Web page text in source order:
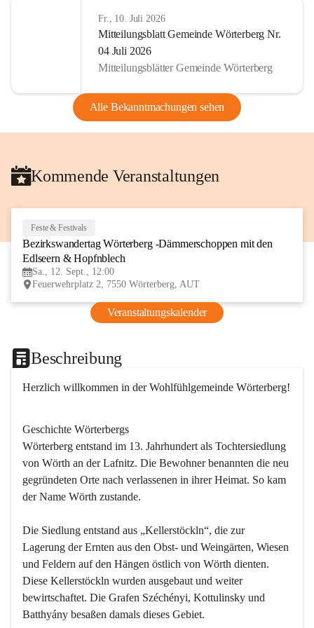
Fr., 10. Juli 2026
Mitteilungsblatt Gemeinde Wörterberg Nr.
04 Juli 2026
Mitteilungsblätter Gemeinde Wörterberg
Alle Bekanntmachungen sehen
Kommende Veranstaltungen
Feste & Festivals
Bezirkswandertag Wörterberg -Dämmerschoppen mit den
Edlseern & Hopfnblech
Sa., 12. Sept., 12:00
Feuerwehrplatz 2, 7550 Wörterberg, AUT
Veranstaltungskalender
Beschreibung
Herzlich willkommen in der Wohlfühlgemeinde Wörterberg!
Geschichte Wörterbergs
Wörterberg entstand im 13. Jahrhundert als Tochtersiedlung
von Wörth an der Lafnitz. Die Bewohner benannten die neu
gegründeten Orte nach verlassenen in ihrer Heimat. So kam
der Name Wörth zustande.
Die Siedlung entstand aus „Kellerstöckln“, die zur
Lagerung der Ernten aus den Obst- und Weingärten, Wiesen
und Feldern auf den Hängen östlich von Wörth dienten.
Diese Kellerstöckln wurden ausgebaut und weiter
bewirtschaftet. Die Grafen Széchényi, Kottulinsky und
Batthyány besaßen damals dieses Gebiet.